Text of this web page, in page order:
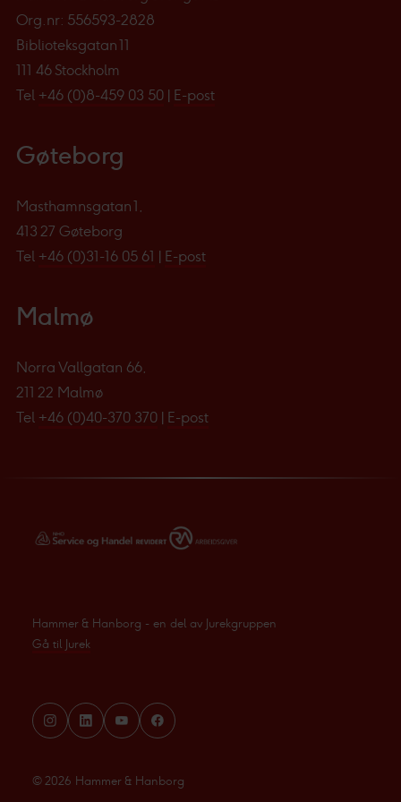
innsamling du godkjenner og klikke på «Tillat utvalgte».
Du kan lese mer om hvordan vi benytter cookies og
annen data og hvordan vi samler inn og behandler
personopplysninger i vårpersonvernerklæring
data basert på ditt samtykke for:
og bruker-, innsikt- og produktutvikling.
Org.nr: 556593-2828
Biblioteksgatan 11
111 46 Stockholm
Tel +46 (0)8-459 03 50 | E-post
Gøteborg
Masthamnsgatan 1,
413 27 Gøteborg
Tel +46 (0)31-16 05 61 | E-post
Malmø
Norra Vallgatan 66,
211 22 Malmø
Tel +46 (0)40-370 370 | E-post
Hammer & Hanborg - en del av Jurekgruppen
Gå til Jurek
© 2026 Hammer & Hanborg